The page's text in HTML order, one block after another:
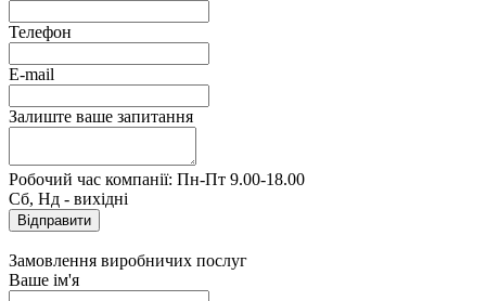
Телефон
E-mail
Залиште ваше запитання
Робочий час компанії: Пн-Пт 9.00-18.00
Сб, Нд - вихідні
Замовлення виробничих послуг
Ваше ім'я